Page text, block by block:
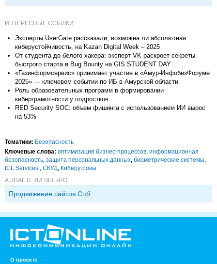
ИНТЕРЕСНЫЕ ССЫЛКИ
Эксперты UserGate рассказали, возможна ли абсолютная
киберустойчивость, на Kazan Digital Week – 2025
От студента до белого хакера: эксперт VK раскроет секреты
быстрого старта в Bug Bounty на GIS STUDENT DAY
«Газинформсервис» принимает участие в «Амур-ИнфобезФоруме
2025» — ключевом событии по ИБ в Амурской области
Роль образовательных программ в формировании
киберграмотности у подростков
RED Security SOC: объем фишинга с использованием ИИ вырос
на 53%
Тематики: Безопасность
Ключевые слова: оптимизация бизнес-процессов, информационная
безопасность, защита персональных данных, биометрические системы,
ICL Services , СКУД, Киберугрозы
А ЗНАЕТЕ ЛИ ВЫ, ЧТО:
Продвижение сайтов Спб
О проекте